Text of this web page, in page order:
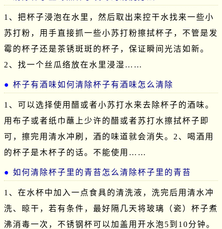
1、把杯子浸泡在水里，然后取出来控干水找来一些小
苏打粉，用手直接抓一些小苏打粉擦拭杯子，不管是发
霉的杯子还是茶锈斑斑的杯子，保证瞬间光洁如新。
2、找一个丝瓜络放在水里浸湿……
杯子有酒味如何清除杯子有酒味怎么清除
1、可以选择使用醋或者小苏打水来去除杯子的酒味。
用布子或者纸巾蘸上少许的醋或者苏打水擦拭杯子即
可，擦完用清水冲刷，酒的味道就会消失。2、喝酒用
的杯子是木杯子的话。不能使用……
如何清除杯子里的青苔怎么清除杯子里的青苔
1、在水杯中加入一点食具的清洗液，洗完后用清水冲
洗、晾干，若有条件，最好隔几天将玻璃（瓷）杯子煮
沸消毒一次，不锈钢杯可以加盖用开水泡5到10分钟。